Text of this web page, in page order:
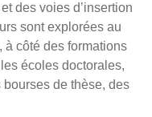
des voies d’insertion
sont explorées au
à côté des formations
écoles doctorales,
de thèse, des